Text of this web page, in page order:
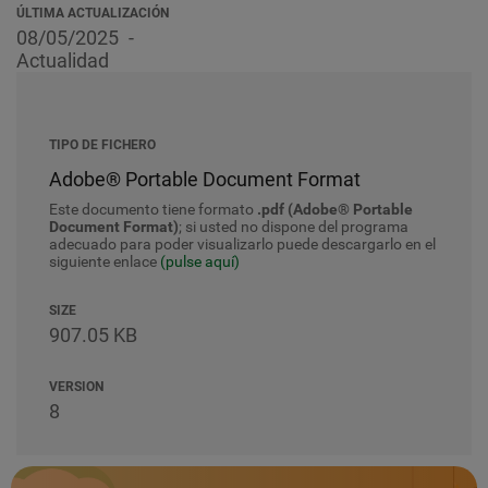
ÚLTIMA ACTUALIZACIÓN
08/05/2025
Actualidad
TIPO DE FICHERO
Adobe® Portable Document Format
Este documento tiene formato .pdf (Adobe® Portable
Document Format); si usted no dispone del programa
adecuado para poder visualizarlo puede descargarlo en el
siguiente enlace (pulse aquí)
SIZE
907.05 KB
VERSION
8